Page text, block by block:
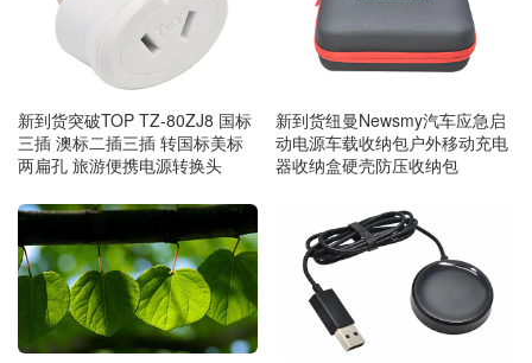
新到货突破TOP TZ-80ZJ8 国标
三插 澳标二插三插 转国标美标
两扁孔 旅游便携电源转换头
新到货纽曼Newsmy汽车应急启
动电源车载收纳包户外移动充电
器收纳盒硬壳防压收纳包